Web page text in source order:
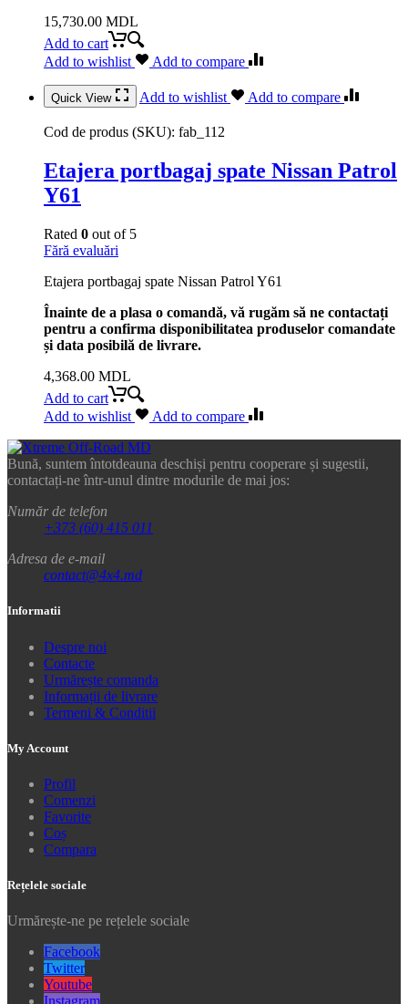
15,730.00 MDL
Add to cart
Add to wishlist
Add to compare
Quick View Add to wishlist Add to compare
Cod de produs (SKU): fab_112
Etajera portbagaj spate Nissan Patrol
Y61
Rated 0 out of 5
Fără evaluări
Etajera portbagaj spate Nissan Patrol Y61
Înainte de a plasa o comandă, vă rugăm să ne contactați
pentru a confirma disponibilitatea produselor comandate
și data posibilă de livrare.
4,368.00 MDL
Add to cart
Add to wishlist
Add to compare
Bună, suntem întotdeauna deschiși pentru cooperare și sugestii,
contactați-ne într-unul dintre modurile de mai jos:
Număr de telefon
+373 (60) 415 011
Adresa de e-mail
contact@4x4.md
Informatii
Despre noi
Contacte
Urmărește comanda
Informații de livrare
Termeni & Conditii
My Account
Profil
Comenzi
Favorite
Coș
Compara
Rețelele sociale
Urmărește-ne pe rețelele sociale
Facebook
Twitter
Youtube